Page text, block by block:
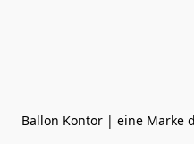
Ballon Kontor | eine Marke